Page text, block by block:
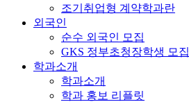
조기취업형 계약학과란
외국인
순수 외국인 모집
GKS 정부초청장학생 모집
학과소개
학과소개
학과 홍보 리플릿